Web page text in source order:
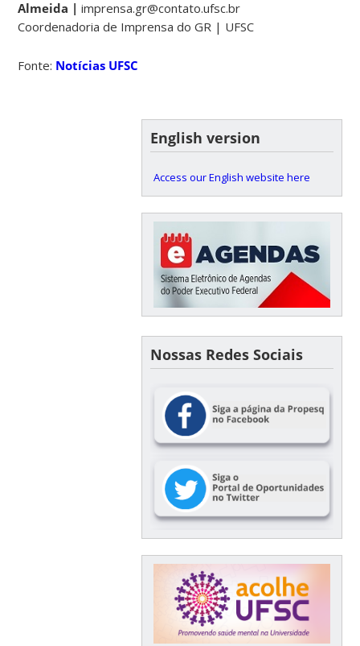
Almeida |imprensa.gr@contato.ufsc.br
Coordenadoria de Imprensa do GR | UFSC
Fonte: Notícias UFSC
English version
Access our English website here
Nossas Redes Sociais